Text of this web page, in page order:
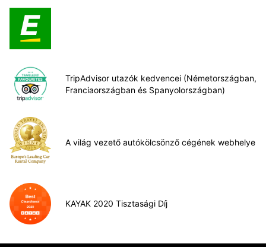
TripAdvisor utazók kedvencei (Németországban,
Franciaországban és Spanyolországban)
A világ vezető autókölcsönző cégének webhelye
KAYAK 2020 Tisztasági Díj